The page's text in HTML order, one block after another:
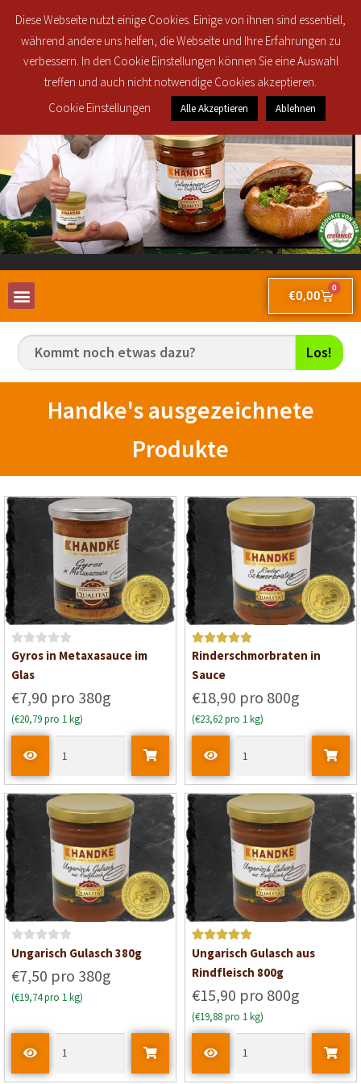
und 30916 ab 25€ brutto Bestellwert für nur 2,50€!
€0,00
0
Los!
Handke's ausgezeichnete
Produkte
B
e
e
r
t
m
i
t
0
n
5
Gyros in Metaxasauce im
Glas
€7,90 pro 380g
(€20,79 pro 1 kg)
Bewertet mit
5von 5
Rinderschmorbraten in
Sauce
€18,90 pro 800g
(€23,62 pro 1 kg)
B
w
e
t
Ungarisch Gulasch 380g
€7,50 pro 380g
(€19,74 pro 1 kg)
Bewertet mit
5von 5
Ungarisch Gulasch aus
Rindfleisch 800g
€15,90 pro 800g
(€19,88 pro 1 kg)
Diese Webseite nutzt einige Cookies. Einige von ihnen sind essentiell,
während andere uns helfen, die Webseite und Ihre Erfahrungen zu
verbessern. In den Cookie Einstellungen können Sie eine Auswahl
treffen und auch nicht notwendige Cookies akzeptieren.
Cookie Einstellungen
Alle Akzeptieren Ablehnen